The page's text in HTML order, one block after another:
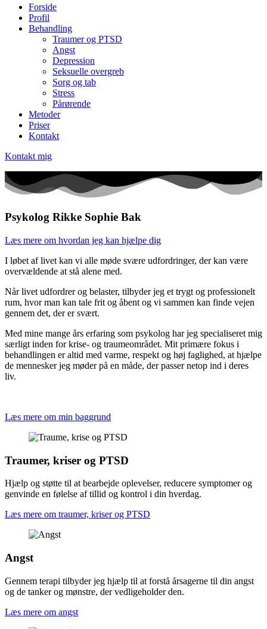
Forside
Profil
Behandling
Traumer og PTSD
Angst
Depression
Seksuelle overgreb
Sorg og tab
Stress
Pårørende
Metoder
Priser
Kontakt
Kontakt mig
Psykolog Rikke Sophie Bak
Læs mere om hvordan jeg kan hjælpe dig
I løbet af livet kan vi alle møde svære udfordringer, der kan være
overvældende at stå alene med.
Når livet udfordrer og belaster, tilbyder jeg et trygt og professionelt
rum, hvor man kan tale frit og åbent og vi sammen kan finde vejen
gennem det, der er svært.
Med mine mange års erfaring som psykolog har jeg specialiseret mig
særligt inden for krise- og traumeområdet. Mit primære fokus i
behandlingen er altid med varme, respekt og høj faglighed, at hjælpe
de mennesker jeg møder på en måde, der passer netop ind i deres
liv.
Læs mere om min baggrund
Traumer, kriser og PTSD
Hjælp og støtte til at bearbejde oplevelser, reducere symptomer og
genvinde en følelse af tillid og kontrol i din hverdag.
Læs mere om traumer, kriser og PTSD
Angst
Gennem terapi tilbyder jeg hjælp til at forstå årsagerne til din angst
og de tanker og mønstre, der vedligeholder den.
Læs mere om angst